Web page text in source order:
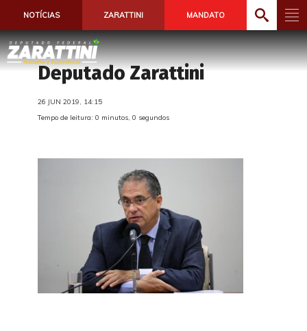
NOTÍCIAS ZARATTINI MANDATO
Deputado Zarattini
26 JUN 2019, 14:15
Tempo de leitura: 0 minutos, 0 segundos